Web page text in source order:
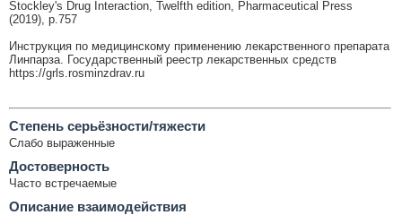
Stockley's Drug Interaction, Twelfth edition, Pharmaceutical Press
(2019), p.757
Инструкция по медицинскому применению лекарственного препарата
Линпарза. Государственный реестр лекарственных средств
https://grls.rosminzdrav.ru
Cтепень серьёзности/тяжести
Слабо выраженные
Достоверность
Часто встречаемые
Описание взаимодействия